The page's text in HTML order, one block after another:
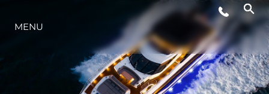
LIFESTYLE
INNOVAZIONE
MENU